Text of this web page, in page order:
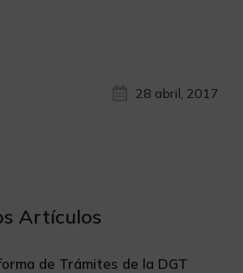
28 abril, 2017
Artículos
de Trámites de la DGT